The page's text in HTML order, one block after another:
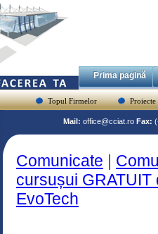
Prima pagină
Topul Firmelor Proiecte
Mail: office@cciat.ro Fax:
Comunicate |
cursușui GRATUIT
EvoTech